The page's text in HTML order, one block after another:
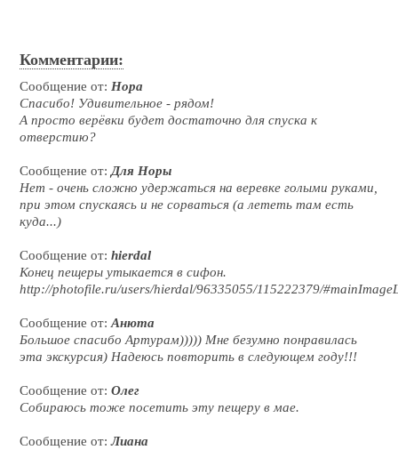
Комментарии:
Сообщение от:Нора
Спасибо! Удивительное - рядом!
А просто верёвки будет достаточно для спуска к
отверстию?
Сообщение от:Для Норы
Нет - очень сложно удержаться на веревке голыми руками,
при этом спускаясь и не сорваться (а лететь там есть
куда...)
Сообщение от:hierdal
Конец пещеры утыкается в сифон.
http://photofile.ru/users/hierdal/96335055/115222379/
Сообщение от:Анюта
Большое спасибо Артурам))))) Мне безумно понравилась
эта экскурсия) Надеюсь повторить в следующем году!!!
Сообщение от:Олег
Собираюсь тоже посетить эту пещеру в мае.
Сообщение от:Лиана